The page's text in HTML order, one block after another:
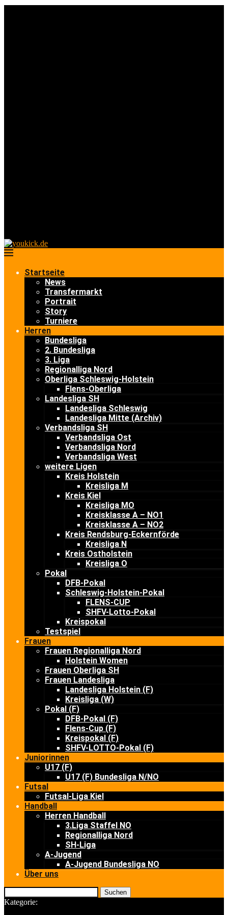
Startseite
News
Transfermarkt
Portrait
Story
Turniere
Herren
Bundesliga
2. Bundesliga
3. Liga
Regionalliga Nord
Oberliga Schleswig-Holstein
Flens-Oberliga
Landesliga SH
Landesliga Schleswig
Landesliga Mitte (Archiv)
Verbandsliga SH
Verbandsliga Ost
Verbandsliga Nord
Verbandsliga West
weitere Ligen
Kreis Holstein
Kreisliga M
Kreis Kiel
Kreisliga MO
Kreisklasse A – NO1
Kreisklasse A – NO2
Kreis Rendsburg-Eckernförde
Kreisliga N
Kreis Ostholstein
Kreisliga O
Pokal
DFB-Pokal
Schleswig-Holstein-Pokal
FLENS-CUP
SHFV-Lotto-Pokal
Kreispokal
Testspiel
Frauen
Frauen Regionalliga Nord
Holstein Women
Frauen Oberliga SH
Frauen Landesliga
Landesliga Holstein (F)
Kreisliga (W)
Pokal (F)
DFB-Pokal (F)
Flens-Cup (F)
Kreispokal (F)
SHFV-LOTTO-Pokal (F)
Juniorinnen
U17 (F)
U17 (F) Bundesliga N/NO
Futsal
Futsal-Liga Kiel
Handball
Herren Handball
3.Liga Staffel NO
Regionalliga Nord
SH-Liga
A-Jugend
A-Jugend Bundesliga NO
Über uns
Suchen
Kategorie: